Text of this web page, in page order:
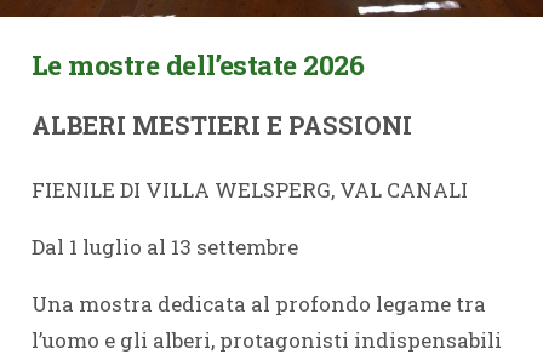
Le mostre dell’estate 2026
ALBERI MESTIERI E PASSIONI
FIENILE DI VILLA WELSPERG, VAL CANALI
Dal 1 luglio al 13 settembre
Una mostra dedicata al profondo legame tra
l’uomo e gli alberi, protagonisti indispensabili